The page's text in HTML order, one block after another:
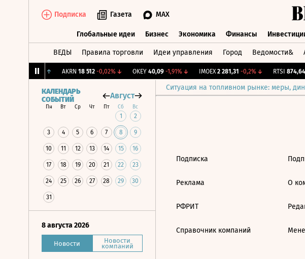
Подписка Газета MAX
Глобальные идеи Бизнес Экономика Финансы
ВЕДЫ Правила торговли Идеи управления Город Ведомости&
↑ AKRN 18 512 -0,02%↓ OKEY 40,09 -1,91%↓ IMOEX 2 281,31 -0,2%↓ RTSI 874,64
Ситуация на топливном рынке: меры,
КАЛЕНДАРЬ
СОБЫТИЙ
Август
Пн Вт Ср Чт Пт Сб Вс
1 2
3 4 5 6 7 8 9
10 11 12 13 14 15 16
17 18 19 20 21 22 23
24 25 26 27 28 29 30
31
8 августа 2026
Новости Новости
компаний
Подписка
Реклама
РФРИТ
Справочник компаний
О